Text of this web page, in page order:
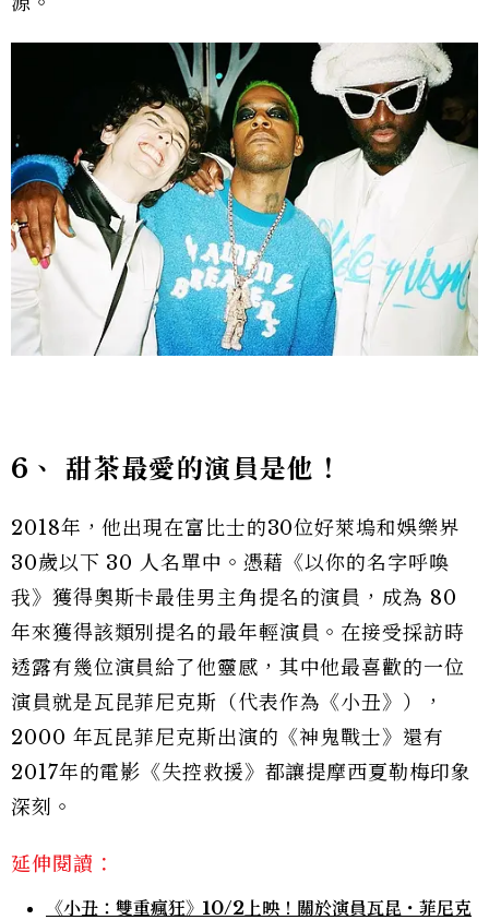
6 、 甜茶最愛的演員是他！
2018年，他出現在富比士的30位好萊塢和娛樂界
30歲以下 30 人名單中。憑藉《以你的名字呼喚
我》獲得奧斯卡最佳男主角提名的演員，成為 80
年來獲得該類別提名的最年輕演員。在接受採訪時
透露有幾位演員給了他靈感，其中他最喜歡的一位
演員就是瓦昆菲尼克斯（代表作為《小丑》），
2000 年瓦昆菲尼克斯出演的《神鬼戰士》還有
2017年的電影《失控救援》都讓提摩西夏勒梅印象
深刻。
延伸閱讀：
《小丑：雙重瘋狂》10/2上映！關於演員瓦昆・菲尼克